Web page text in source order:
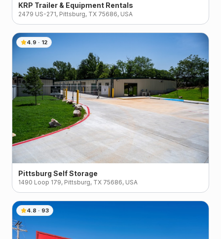
KRP Trailer & Equipment Rentals
2479 US-271, Pittsburg, TX 75686, USA
4.9 · 12
Pittsburg Self Storage
1490 Loop 179, Pittsburg, TX 75686, USA
4.8 · 93